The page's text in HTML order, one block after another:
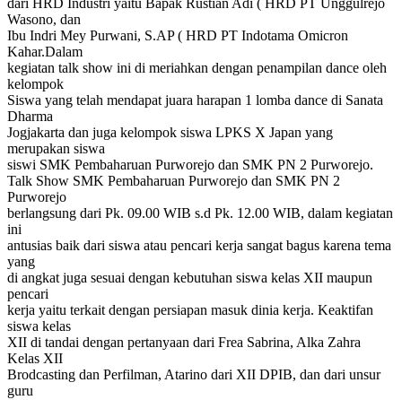
Wasono, dan
Ibu Indri Mey Purwani, S.AP ( HRD PT Indotama Omicron
Kahar.Dalam
kegiatan talk show ini di meriahkan dengan penampilan dance oleh
kelompok
Siswa yang telah mendapat juara harapan 1 lomba dance di Sanata
Dharma
Jogjakarta dan juga kelompok siswa LPKS X Japan yang
merupakan siswa
siswi SMK Pembaharuan Purworejo dan SMK PN 2 Purworejo.
Talk Show SMK Pembaharuan Purworejo dan SMK PN 2
Purworejo
berlangsung dari Pk. 09.00 WIB s.d Pk. 12.00 WIB, dalam kegiatan
ini
antusias baik dari siswa atau pencari kerja sangat bagus karena tema
yang
di angkat juga sesuai dengan kebutuhan siswa kelas XII maupun
pencari
kerja yaitu terkait dengan persiapan masuk dinia kerja. Keaktifan
siswa kelas
XII di tandai dengan pertanyaan dari Frea Sabrina, Alka Zahra
Kelas XII
Brodcasting dan Perfilman, Atarino dari XII DPIB, dan dari unsur
guru